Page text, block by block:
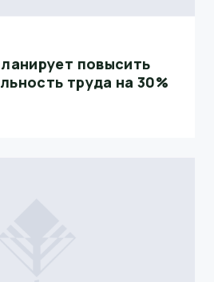
повысить
труда на 30%